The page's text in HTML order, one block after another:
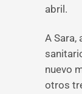
abril.
A Sara,
nuevo
otros